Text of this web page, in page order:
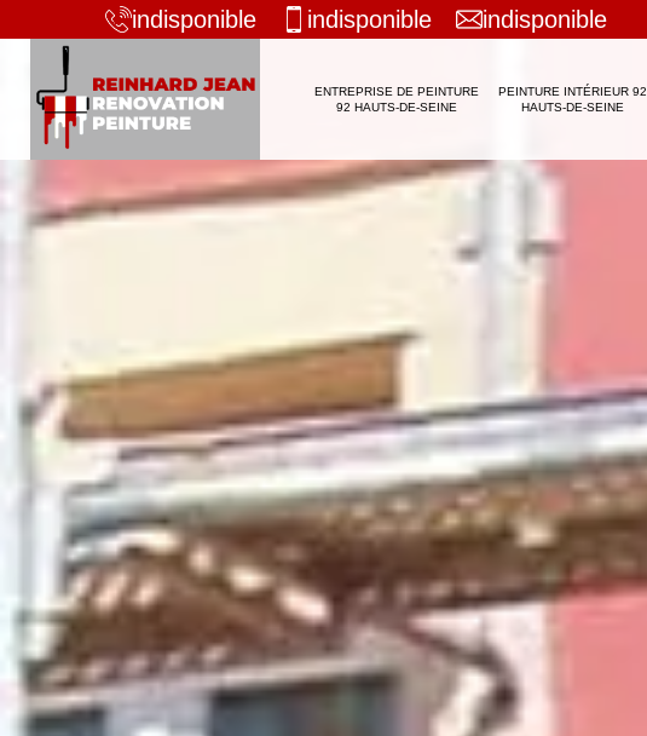
indisponible indisponible indisponible
ENTREPRISE DE PEINTURE
92 HAUTS-DE-SEINE
PEINTURE INTÉRIEUR 92
HAUTS-DE-SEINE